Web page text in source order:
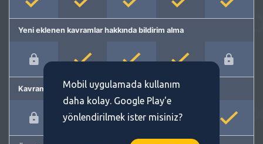
Yeni eklenen kavramlar hakkında bildirim alma
Kavram önermeMobil uygulamada kullanım
daha kolay. Google Play'e
yönlendirilmek ister misiniz?